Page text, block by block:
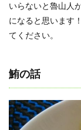
いらないと魯山人
になると思います
てください。
鮪の話